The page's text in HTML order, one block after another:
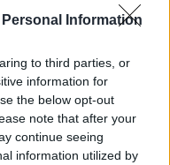
Information
to third parties, or
information for
the below opt-out
note that after your
continue seeing
information utilized by
hozam -0,07%
hozam -0,03%
óta 0,00%